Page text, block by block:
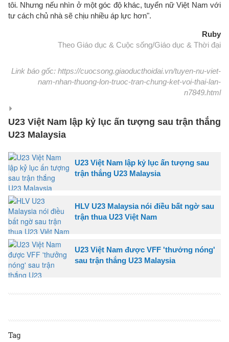
tôi. Nhưng nếu nhìn ở một góc độ khác, tuyển nữ Việt Nam với
tư cách chủ nhà sẽ chịu nhiều áp lực hơn".
Ruby
Theo Giáo dục & Cuộc sống/Giáo dục & Thời đại
Link báo gốc: https://cuocsong.giaoducthoidai.vn/tuyen-nu-viet-
nam-nhan-thuong-lon-truoc-tran-chung-ket-voi-thai-lan-
n7849.html
U23 Việt Nam lập kỷ lục ấn tượng sau trận thắng
U23 Malaysia
U23 Việt Nam lập kỷ lục ấn tượng sau
trận thắng U23 Malaysia
HLV U23 Malaysia nói điều bất ngờ sau
trận thua U23 Việt Nam
U23 Việt Nam được VFF 'thưởng nóng'
sau trận thắng U23 Malaysia
Tag